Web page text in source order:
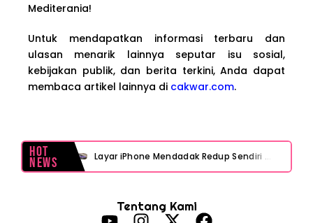
Mediterania!
Untuk mendapatkan informasi terbaru dan
ulasan menarik lainnya seputar isu sosial,
kebijakan publik, dan berita terkini, Anda dapat
membaca artikel lainnya di cakwar.com.
Hot
News Layar iPhone Mendadak Redup Sendiri Padahal Auto-Brightness Mati? Ini Penyebab & Solusinya!
Tentang Kami